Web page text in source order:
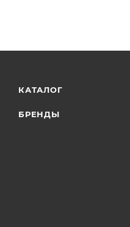
КАТАЛОГ
БРЕНДЫ